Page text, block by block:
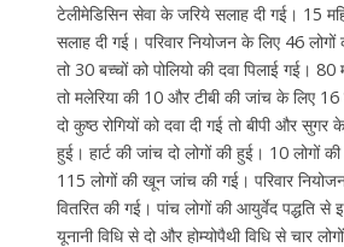
टेलीमेडिसिन सेवा के जरिये सलाह दी गई। 15
सलाह दी गई। परिवार नियोजन के लिए 46
तो 30 बच्चों को पोलियो की दवा पिलाई गई।
तो मलेरिया की 10 और टीबी की जांच के लिए
दो कुष्ठ रोगियों को दवा दी गई तो बीपी और
हुई। हार्ट की जांच दो लोगों की हुई। 10 लोगों
115 लोगों की खून जांच की गई। परिवार
वितरित की गई। पांच लोगों की आयुर्वेद पद्धति से
यूनानी विधि से दो और होम्योपैथी विधि से चार